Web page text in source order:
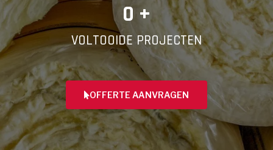
0 +
VOLTOOIDE PROJECTEN
OFFERTE AANVRAGEN